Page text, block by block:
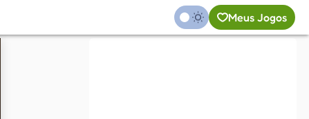
Meus Jogos